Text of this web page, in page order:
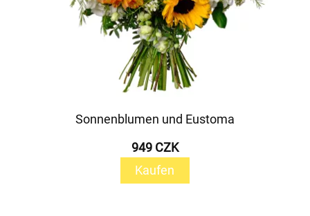
Sonnenblumen und Eustoma
949 CZK
Kaufen